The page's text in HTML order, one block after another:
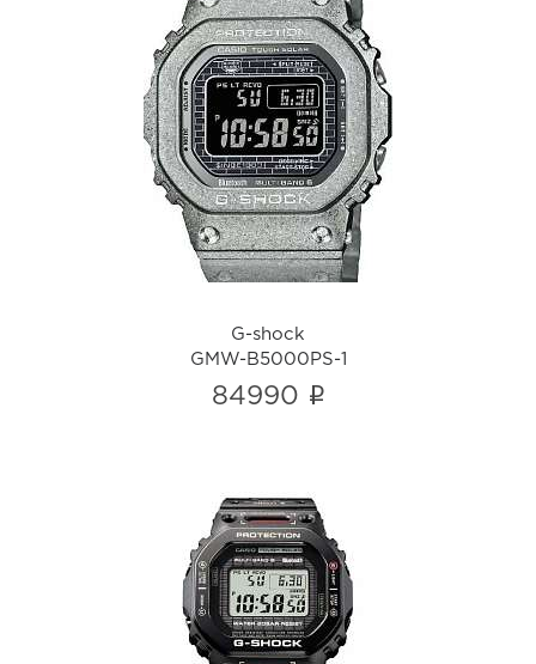
G-shock
GMW-B5000PS-1
i
G-shock
GMW-B5000PS-1
84990 i